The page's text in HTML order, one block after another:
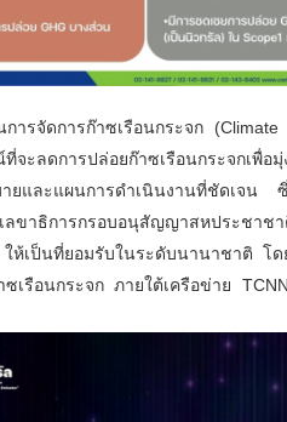
ารจัดการก๊าซเรือนกระจก
จะลดการปล่อยก๊าซเรือนกระจกเพื่อ
และแผนการดำเนินงานที่ชัดเจน
าธิการกรอบอนุสัญญาสหประชาช
ห้เป็นที่ยอมรับในระดับนานาชาติ โ
เรือนกระจก ภายใต้เครือข่าย